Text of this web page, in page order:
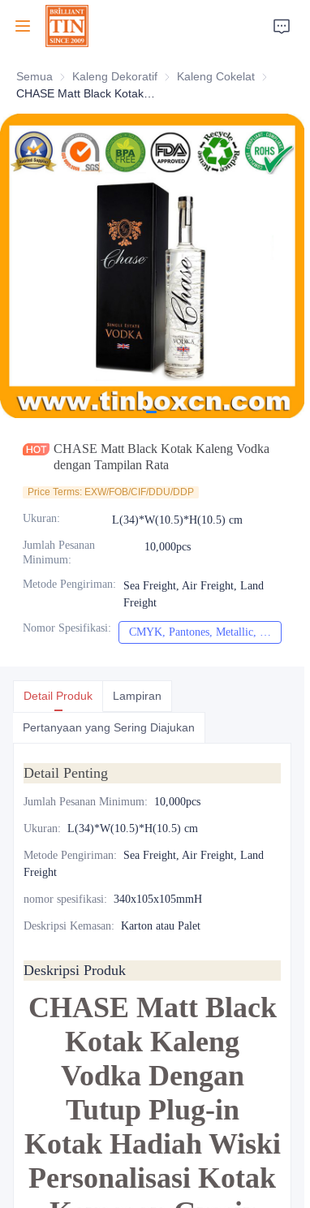
Semua Kaleng Dekoratif Kaleng Dekoratif
Kaleng Cokelat Kaleng
CHASE Matt Black Kotak Kaleng Vodka
dengan Tampilan Rata
Price Terms: EXW/FOB/CIF/DDU/DDP
Ukuran: L(34)*W(10.5)*H(10.5) cm
Jumlah Pesanan
Minimum:
10,000pcs
Metode Pengiriman:
Sea Freight, Air Freight, Land
Freight
Nomor Spesifikasi: CMYK, Pantones, Metallic, Warna spot dll
Detail Produk Lampiran
Pertanyaan yang Sering Diajukan
Detail Penting
Jumlah Pesanan Minimum: 10,000pcs
Ukuran: L(34)*W(10.5)*H(10.5) cm
Metode Pengiriman:
Sea Freight, Air Freight, Land
Freight
nomor spesifikasi: 340x105x105mmH
Deskripsi Kemasan: Karton atau Palet
Deskripsi Produk
CHASE Matt Black
Kotak Kaleng
Vodka Dengan
Tutup Plug-in
Kotak Hadiah Wiski
Personalisasi Kotak
Beranda
Perusahaan
Produk
Layanan Pelanggan
Pameran Dagang 2026
Keberlanjutan
Berita